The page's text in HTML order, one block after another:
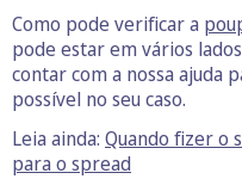
Como pode verificar a
pode estar em vários
contar com a nossa ajuda
possível no seu caso.
Leia ainda: Quando fizer o
para o spread